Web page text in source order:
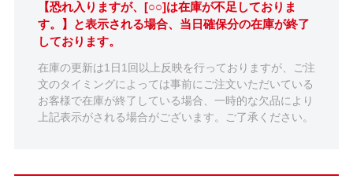
【恐れ入りますが、[○○]は在庫が不足しておりま
す。】と表示される場合、当日確保分の在庫が終了
しております。
在庫の更新は1日1回以上反映を行っておりますが、ご注
文のタイミングによっては事前にご注文いただいている
お客様で在庫が終了している場合、一時的な欠品により
上記表示がされる場合がございます。ご了承ください。